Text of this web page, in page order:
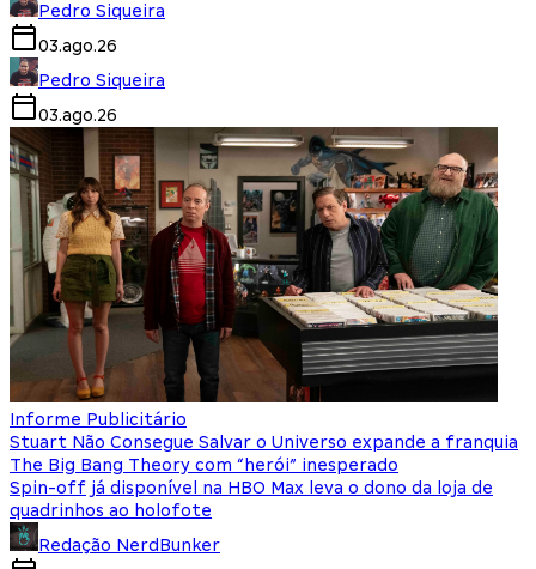
Pedro Siqueira
03.ago.26
Pedro Siqueira
03.ago.26
Informe Publicitário
Stuart Não Consegue Salvar o Universo expande a franquia
The Big Bang Theory com “herói” inesperado
Spin-off já disponível na HBO Max leva o dono da loja de
quadrinhos ao holofote
Redação NerdBunker